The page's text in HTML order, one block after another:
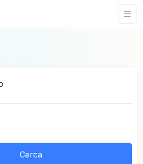
Cerca